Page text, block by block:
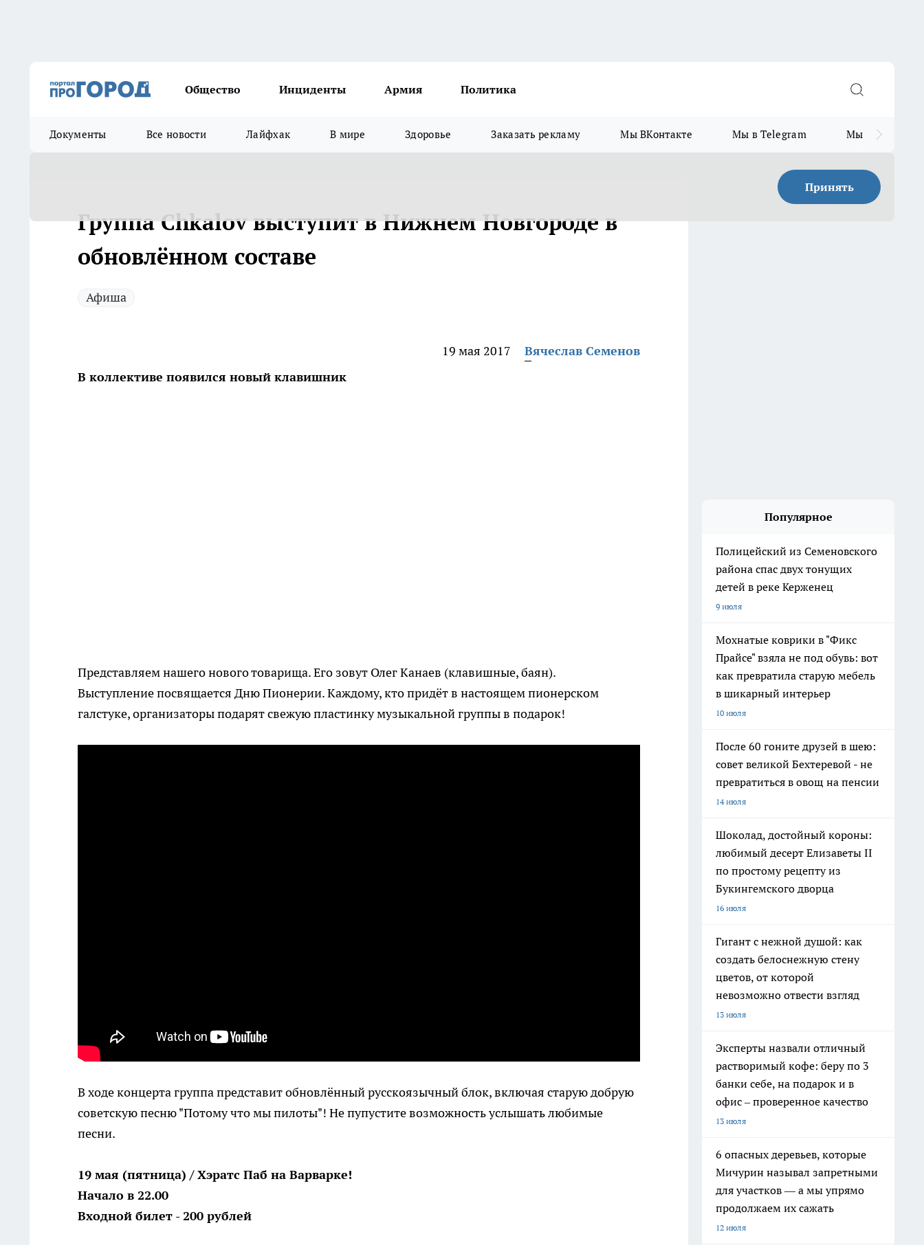
Общество Инциденты Армия Политика
Документы Все новости Лайфхак В мире Здоровье Заказать рекламу Мы ВКонтакте Мы в Telegram Мы в MAX
Принять
Группа Chkalov выступит в Нижнем Новгороде в
обновлённом составе
Афиша
19 мая 2017
Вячеслав Семенов
В коллективе появился новый клавишник
Представляем нашего нового товарища. Его зовут Олег Канаев (клавишные, баян).
Выступление посвящается Дню Пионерии. Каждому, кто придёт в настоящем пионерском
галстуке, организаторы подарят свежую пластинку музыкальной группы в подарок!
В ходе концерта группа представит обновлённый русскоязычный блок, включая старую добрую
советскую песню "Потому что мы пилоты"! Не пупустите возможность услышать любимые
песни.
19 мая (пятница) / Хэратс Паб на Варварке!
Начало в 22.00
Входной билет - 200 рублей
Популярное
Полицейский из Семеновского
района спас двух тонущих
детей в реке Керженец
9 июля
Мохнатые коврики в "Фикс
Прайсе" взяла не под обувь: вот
как превратила старую мебель
в шикарный интерьер
10 июля
После 60 гоните друзей в шею:
совет великой Бехтеревой - не
превратиться в овощ на пенсии
14 июля
Шоколад, достойный короны:
любимый десерт Елизаветы II
по простому рецепту из
Букингемского дворца
16 июля
Гигант с нежной душой: как
создать белоснежную стену
цветов, от которой
невозможно отвести взгляд
13 июля
Эксперты назвали отличный
растворимый кофе: беру по 3
банки себе, на подарок и в
офис – проверенное качество
13 июля
6 опасных деревьев, которые
Мичурин называл запретными
для участков — а мы упрямо
продолжаем их сажать
12 июля